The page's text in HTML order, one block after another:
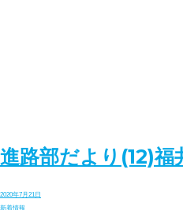
進路部だより(12)福
投
稿
2020年7月21日
カ
新着情報